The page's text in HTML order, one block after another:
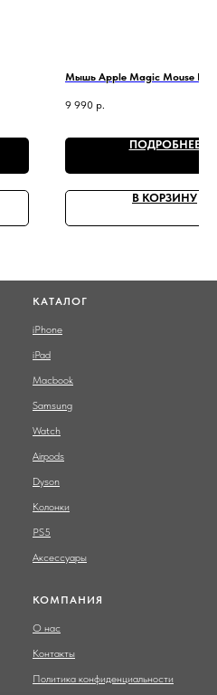
Мышь Apple Magic Mouse
9 990 р.
ПОДРОБНЕЕ
В КОРЗИНУ
КАТАЛОГ
iPhone
iPad
Macbook
Samsung
Watch
Airpods
Dyson
Колонки
PS5
Аксессуары
КОМПАНИЯ
О нас
Контакты
Политика конфиденциальности